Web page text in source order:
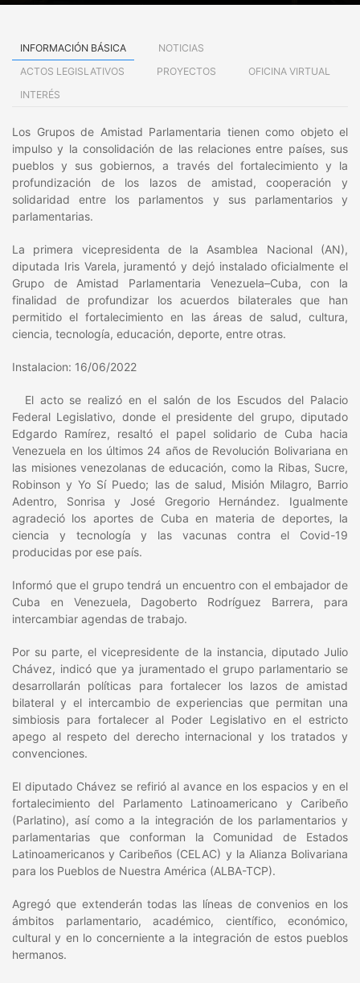
INFORMACIÓN BÁSICA
NOTICIAS
ACTOS LEGISLATIVOS
PROYECTOS
OFICINA VIRTUAL
INTERÉS
Los Grupos de Amistad Parlamentaria tienen como objeto el
impulso y la consolidación de las relaciones entre países, sus
pueblos y sus gobiernos, a través del fortalecimiento y la
profundización de los lazos de amistad, cooperación y
solidaridad entre los parlamentos y sus parlamentarios y
parlamentarias.
La primera vicepresidenta de la Asamblea Nacional (AN),
diputada Iris Varela, juramentó y dejó instalado oficialmente el
Grupo de Amistad Parlamentaria Venezuela–Cuba, con la
finalidad de profundizar los acuerdos bilaterales que han
permitido el fortalecimiento en las áreas de salud, cultura,
ciencia, tecnología, educación, deporte, entre otras.
Instalacion: 16/06/2022
El acto se realizó en el salón de los Escudos del Palacio
Federal Legislativo, donde el presidente del grupo, diputado
Edgardo Ramírez, resaltó el papel solidario de Cuba hacia
Venezuela en los últimos 24 años de Revolución Bolivariana en
las misiones venezolanas de educación, como la Ribas, Sucre,
Robinson y Yo Sí Puedo; las de salud, Misión Milagro, Barrio
Adentro, Sonrisa y José Gregorio Hernández. Igualmente
agradeció los aportes de Cuba en materia de deportes, la
ciencia y tecnología y las vacunas contra el Covid-19
producidas por ese país.
Informó que el grupo tendrá un encuentro con el embajador de
Cuba en Venezuela, Dagoberto Rodríguez Barrera, para
intercambiar agendas de trabajo.
Por su parte, el vicepresidente de la instancia, diputado Julio
Chávez, indicó que ya juramentado el grupo parlamentario se
desarrollarán políticas para fortalecer los lazos de amistad
bilateral y el intercambio de experiencias que permitan una
simbiosis para fortalecer al Poder Legislativo en el estricto
apego al respeto del derecho internacional y los tratados y
convenciones.
El diputado Chávez se refirió al avance en los espacios y en el
fortalecimiento del Parlamento Latinoamericano y Caribeño
(Parlatino), así como a la integración de los parlamentarios y
parlamentarias que conforman la Comunidad de Estados
Latinoamericanos y Caribeños (CELAC) y la Alianza Bolivariana
para los Pueblos de Nuestra América (ALBA-TCP).
Agregó que extenderán todas las líneas de convenios en los
ámbitos parlamentario, académico, científico, económico,
cultural y en lo concerniente a la integración de estos pueblos
hermanos.